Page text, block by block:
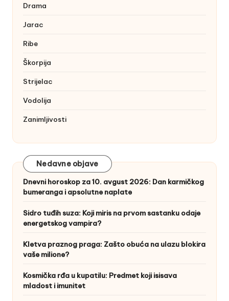
Drama
Jarac
Ribe
Škorpija
Strijelac
Vodolija
Zanimljivosti
Nedavne objave
Dnevni horoskop za 10. avgust 2026: Dan karmičkog
bumeranga i apsolutne naplate
Sidro tuđih suza: Koji miris na prvom sastanku odaje
energetskog vampira?
Kletva praznog praga: Zašto obuća na ulazu blokira
vaše milione?
Kosmička rđa u kupatilu: Predmet koji isisava
mladost i imunitet